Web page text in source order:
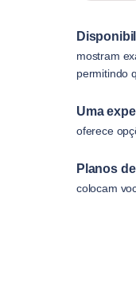
mostram
permitindo
Uma
oferece
Planos
colocam